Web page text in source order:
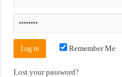
Remember Me
Lost your password?